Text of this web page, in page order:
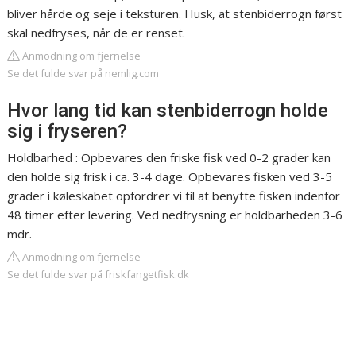
bliver hårde og seje i teksturen. Husk, at stenbiderrogn først
skal nedfryses, når de er renset.
Anmodning om fjernelse
Se det fulde svar på nemlig.com
Hvor lang tid kan stenbiderrogn holde
sig i fryseren?
Holdbarhed : Opbevares den friske fisk ved 0-2 grader kan
den holde sig frisk i ca. 3-4 dage. Opbevares fisken ved 3-5
grader i køleskabet opfordrer vi til at benytte fisken indenfor
48 timer efter levering. Ved nedfrysning er holdbarheden 3-6
mdr.
Anmodning om fjernelse
Se det fulde svar på friskfangetfisk.dk